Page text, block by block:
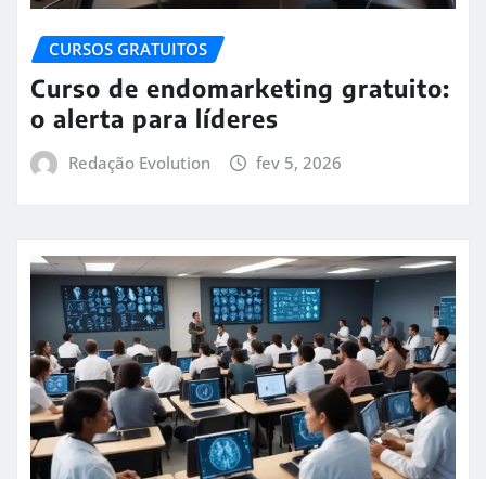
CURSOS GRATUITOS
Curso de endomarketing gratuito:
o alerta para líderes
Redação Evolution fev 5, 2026